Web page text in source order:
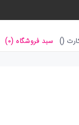
(
) سبد فروشگاه (۰)